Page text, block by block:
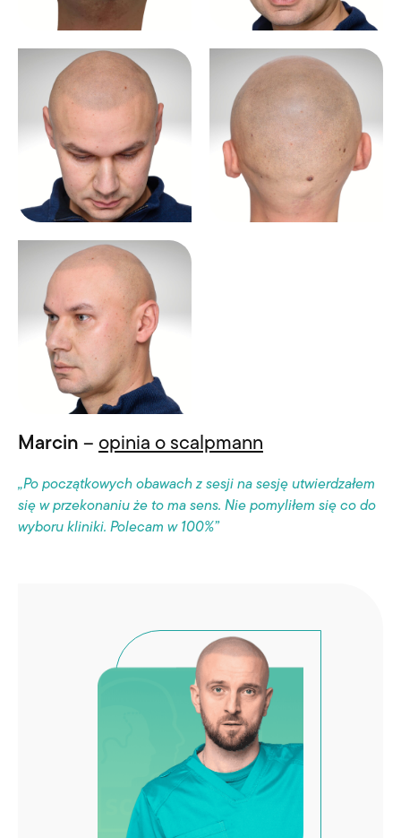
Marcin – opinia o scalpmann
„Po początkowych obawach z sesji na sesję utwierdzałem
się w przekonaniu że to ma sens. Nie pomyliłem się co do
wyboru kliniki. Polecam w 100%”